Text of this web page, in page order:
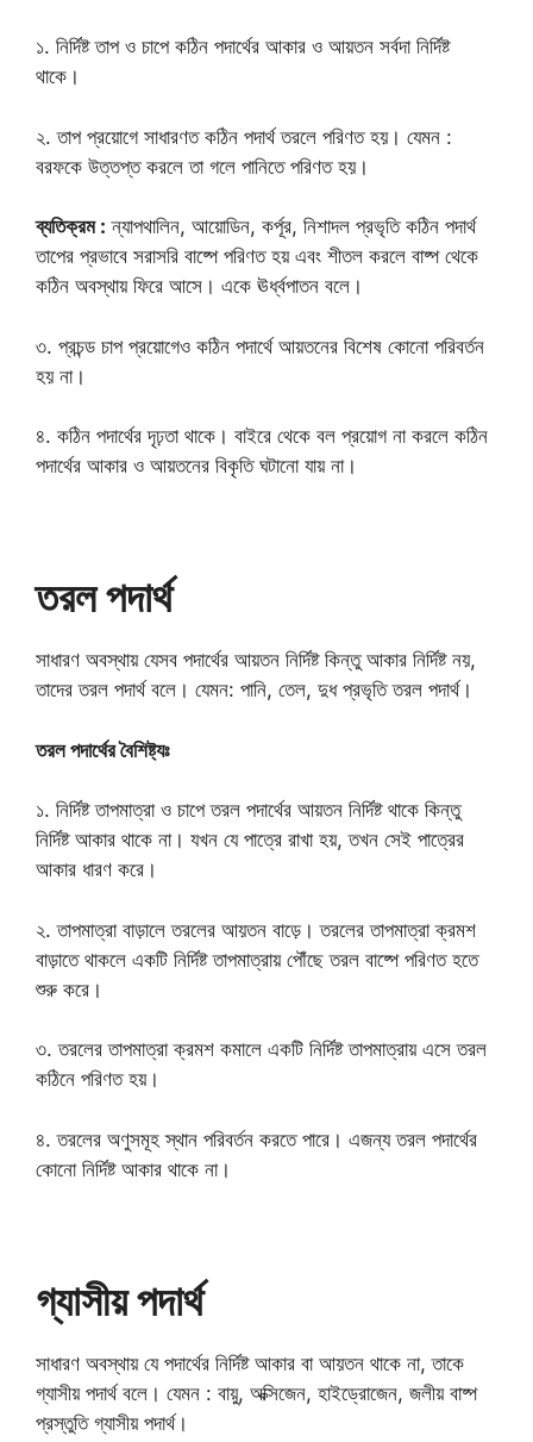
১. নির্দিষ্ট তাপ ও চাপে কঠিন পদার্থের আকার ও আয়তন সর্বদা নির্দিষ্ট
থাকে।
২. তাপ প্রয়োগে সাধারণত কঠিন পদার্থ তরলে পরিণত হয়। যেমন :
বরফকে উত্তপ্ত করলে তা গলে পানিতে পরিণত হয়।
ব্যতিক্রম : ন্যাপথালিন, আয়োডিন, কর্পূর, নিশাদল প্রভৃতি কঠিন পদার্থ
তাপের প্রভাবে সরাসরি বাষ্পে পরিণত হয় এবং শীতল করলে বাষ্প থেকে
কঠিন অবস্থায় ফিরে আসে। একে ঊর্ধ্বপাতন বলে।
৩. প্রচন্ড চাপ প্রয়োগেও কঠিন পদার্থে আয়তনের বিশেষ কোনো পরিবর্তন
হয় না।
৪. কঠিন পদার্থের দৃঢ়তা থাকে। বাইরে থেকে বল প্রয়োগ না করলে কঠিন
পদার্থের আকার ও আয়তনের বিকৃতি ঘটানো যায় না।
তরল পদার্থ
সাধারণ অবস্থায় যেসব পদার্থের আয়তন নির্দিষ্ট কিন্তু আকার নির্দিষ্ট নয়,
তাদের তরল পদার্থ বলে। যেমন: পানি, তেল, দুধ প্রভৃতি তরল পদার্থ।
তরল পদার্থের বৈশিষ্ট্যঃ
১. নির্দিষ্ট তাপমাত্রা ও চাপে তরল পদার্থের আয়তন নির্দিষ্ট থাকে কিন্তু
নির্দিষ্ট আকার থাকে না। যখন যে পাত্রে রাখা হয়, তখন সেই পাত্রের
আকার ধারণ করে।
২. তাপমাত্রা বাড়ালে তরলের আয়তন বাড়ে। তরলের তাপমাত্রা ক্রমশ
বাড়াতে থাকলে একটি নির্দিষ্ট তাপমাত্রায় পৌঁছে তরল বাষ্পে পরিণত হতে
শুরু করে।
৩. তরলের তাপমাত্রা ক্রমশ কমালে একটি নির্দিষ্ট তাপমাত্রায় এসে তরল
কঠিনে পরিণত হয়।
৪. তরলের অণুসমূহ স্থান পরিবর্তন করতে পারে। এজন্য তরল পদার্থের
কোনো নির্দিষ্ট আকার থাকে না।
গ্যাসীয় পদার্থ
সাধারণ অবস্থায় যে পদার্থের নির্দিষ্ট আকার বা আয়তন থাকে না, তাকে
গ্যাসীয় পদার্থ বলে। যেমন : বায়ু, অক্সিজেন, হাইড্রোজেন, জলীয় বাষ্প
প্রস্তুতি গ্যাসীয় পদার্থ।